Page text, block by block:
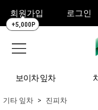
회원가입
+5,000P
로그인
보이차 잎차
기타 잎차 진피차